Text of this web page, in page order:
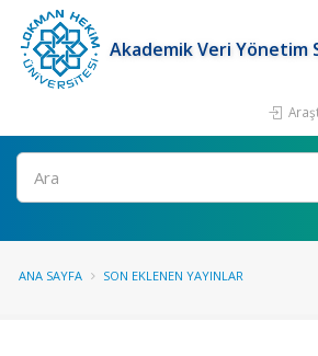
Akademik Veri Yönetim
Ara
ANA SAYFA SON EKLENEN YAYINLAR